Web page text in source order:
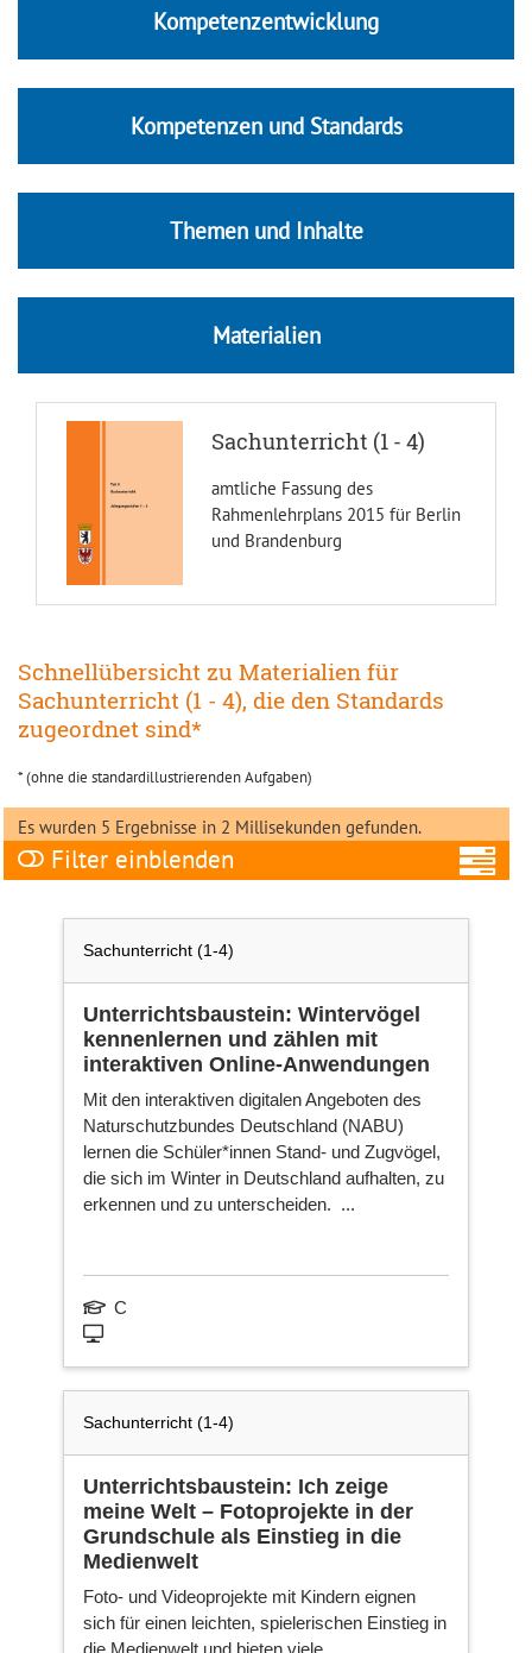
Kompetenzentwicklung
Kompetenzen und Standards
Themen und Inhalte
Materialien
Sachunterricht (1 - 4)
amtliche Fassung des
Rahmenlehrplans 2015 für Berlin
und Brandenburg
Schnellübersicht zu Materialien für
Sachunterricht (1 - 4), die den Standards
zugeordnet sind*
* (ohne die standardillustrierenden Aufgaben)
Es wurden 5 Ergebnisse in 2 Millisekunden gefunden.
Filter
Sachunterricht (1-4)
Unterrichtsbaustein: Wintervögel
kennenlernen und zählen mit
interaktiven Online-Anwendungen
Mit den interaktiven digitalen Angeboten des
Naturschutzbundes Deutschland (NABU)
lernen die Schüler*innen Stand- und Zugvögel,
die sich im Winter in Deutschland aufhalten, zu
erkennen und zu unterscheiden. ...
C
Sachunterricht (1-4)
Unterrichtsbaustein: Ich zeige
meine Welt – Fotoprojekte in der
Grundschule als Einstieg in die
Medienwelt
Foto- und Videoprojekte mit Kindern eignen
sich für einen leichten, spielerischen Einstieg in
die Medienwelt und bieten viele